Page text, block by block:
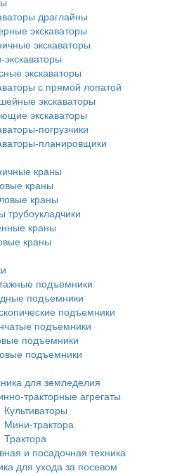
драглайны
экскаваторы
экскаваторы
экскаваторы
с прямой лопатой
экскаваторы
экскаваторы
погрузчики
планировщики
краны
краны
краны
трубоукладчики
краны
краны
подъемники
подъемники
подъемники
подъемники
подъемники
подъемники
для земледелия
тракторные агрегаты
Культиваторы
Мини-трактора
Трактора
и посадочная техника
для ухода за посевом